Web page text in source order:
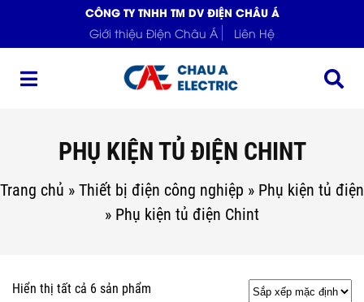
CÔNG TY TNHH TM DV ĐIỆN CHÂU Á
Giới thiệu Điện Châu Á
Liên Hệ
PHỤ KIỆN TỦ ĐIỆN CHINT
Trang chủ » Thiết bị điện công nghiệp » Phụ kiện tủ điện
» Phụ kiện tủ điện Chint
Hiển thị tất cả 6 sản phẩm